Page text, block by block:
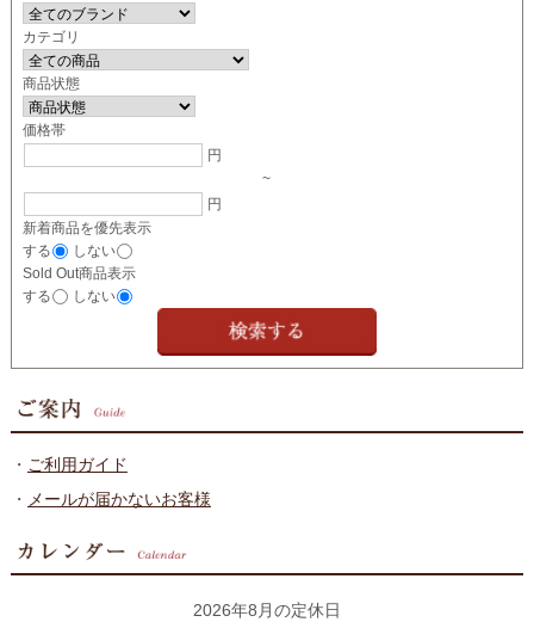
カテゴリ
商品状態
価格帯
円
~
円
新着商品を優先表示
する
しない
Sold Out商品表示
する
しない
・ ご利用ガイド
・ メールが届かないお客様
2026年8月の定休日